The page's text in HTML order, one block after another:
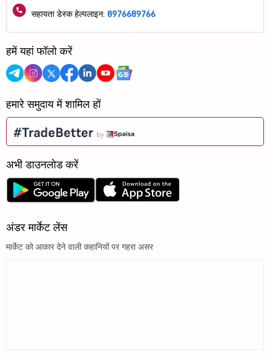
सहायता डेस्क हेल्पलाइन: 8976689766
हमें यहां फॉलो करें
हमारे समुदाय में शामिल हों
अभी डाउनलोड करें
अंडर मार्केट लेंस
मार्केट को आकार देने वाली कहानियों पर गहरा असर